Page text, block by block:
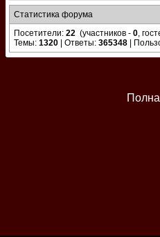
Статистика форума
Посетители: 22 (участников - 0,
Темы: 1320 | Ответы: 365348 |